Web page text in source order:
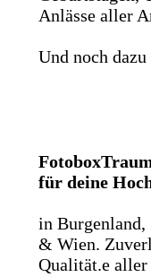
Anlässe aller
Und noch
für deine
in Burgenland,
& Wien.
Qualität.e